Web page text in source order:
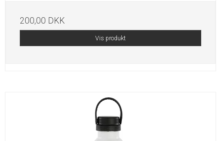
200,00 DKK
Vis produkt